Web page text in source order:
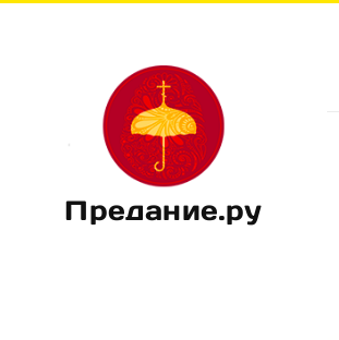
Предание.ру